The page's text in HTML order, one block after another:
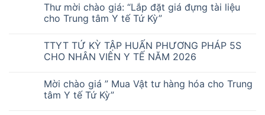
Thư mời chào giá: “Lắp đặt giá đựng tài liệu
cho Trung tâm Y tế Tứ Kỳ”
TTYT TỨ KỲ TẬP HUẤN PHƯƠNG PHÁP 5S
CHO NHÂN VIÊN Y TẾ NĂM 2026
Mời chào giá ” Mua Vật tư hàng hóa cho Trung
tâm Y tế Tứ Kỳ”